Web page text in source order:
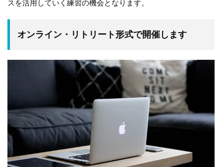
スを活用していく練習の機会となります。
オンライン・リトリート形式で開催します